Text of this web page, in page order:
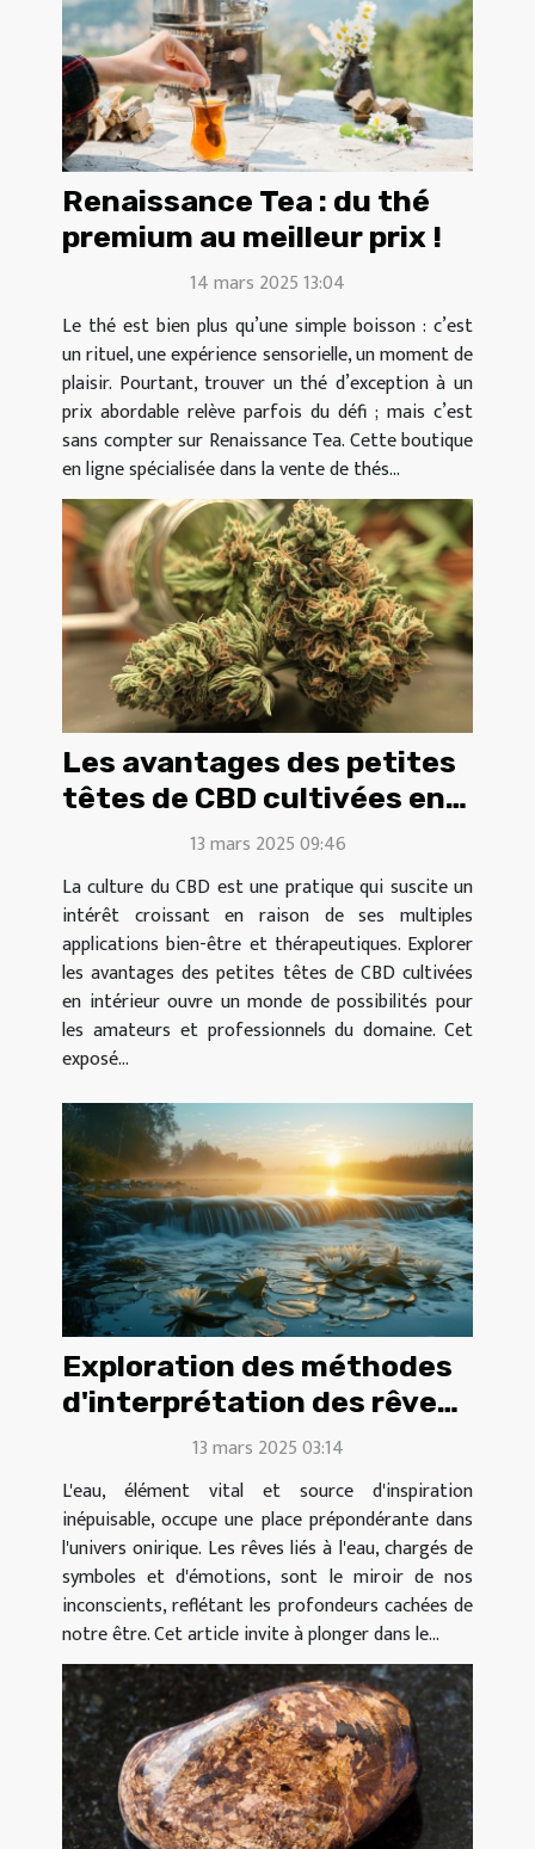
Renaissance Tea : du thé
premium au meilleur prix !
14 mars 2025 13:04
Le thé est bien plus qu’une simple boisson : c’est
un rituel, une expérience sensorielle, un moment de
plaisir. Pourtant, trouver un thé d’exception à un
prix abordable relève parfois du défi ; mais c’est
sans compter sur Renaissance Tea. Cette boutique
en ligne spécialisée dans la vente de thés...
Les avantages des petites
têtes de CBD cultivées en
intérieur13 mars 2025 09:46
La culture du CBD est une pratique qui suscite un
intérêt croissant en raison de ses multiples
applications bien-être et thérapeutiques. Explorer
les avantages des petites têtes de CBD cultivées
en intérieur ouvre un monde de possibilités pour
les amateurs et professionnels du domaine. Cet
exposé...
Exploration des méthodes
d'interprétation des rêves
liés à l'eau13 mars 2025 03:14
L'eau, élément vital et source d'inspiration
inépuisable, occupe une place prépondérante dans
l'univers onirique. Les rêves liés à l'eau, chargés de
symboles et d'émotions, sont le miroir de nos
inconscients, reflétant les profondeurs cachées de
notre être. Cet article invite à plonger dans le...